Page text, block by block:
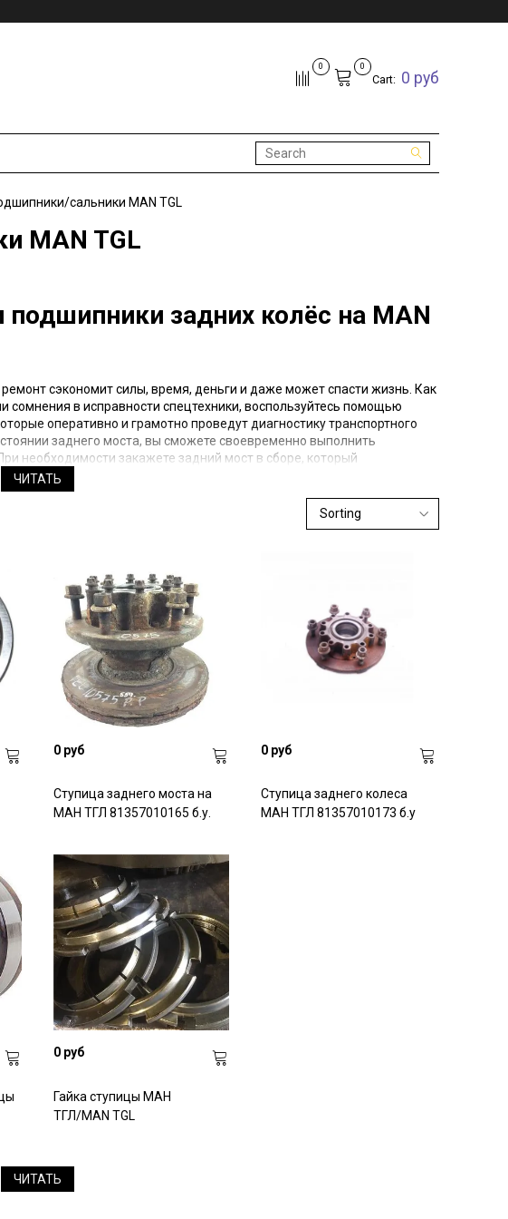
0 0
Cart: 0 руб
сальники MAN TGL
MAN TGL
задних колёс на MAN
сэкономит силы, время, деньги и даже может спасти жизнь. Как
сомнения в исправности спецтехники, воспользуйтесь помощью
оперативно и грамотно проведут диагностику транспортного
заднего моста, вы сможете своевременно выполнить
необходимости закажете задний мост в сборе, который
ЧИТАТЬ
0 руб
Ступица заднего моста на
МАН ТГЛ 81357010165 б.у.
0 руб
Ступица заднего колеса
МАН ТГЛ 81357010173 б.у
0 руб
Гайка ступицы МАН
ТГЛ/MAN TGL
ЧИТАТЬ